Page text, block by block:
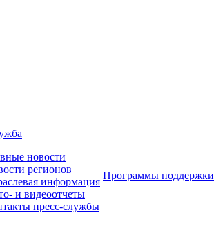
новости
регионов
информация
и видеоотчеты
пресс-службы
Программы поддержки